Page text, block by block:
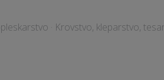
· Krovstvo, kleparstvo,